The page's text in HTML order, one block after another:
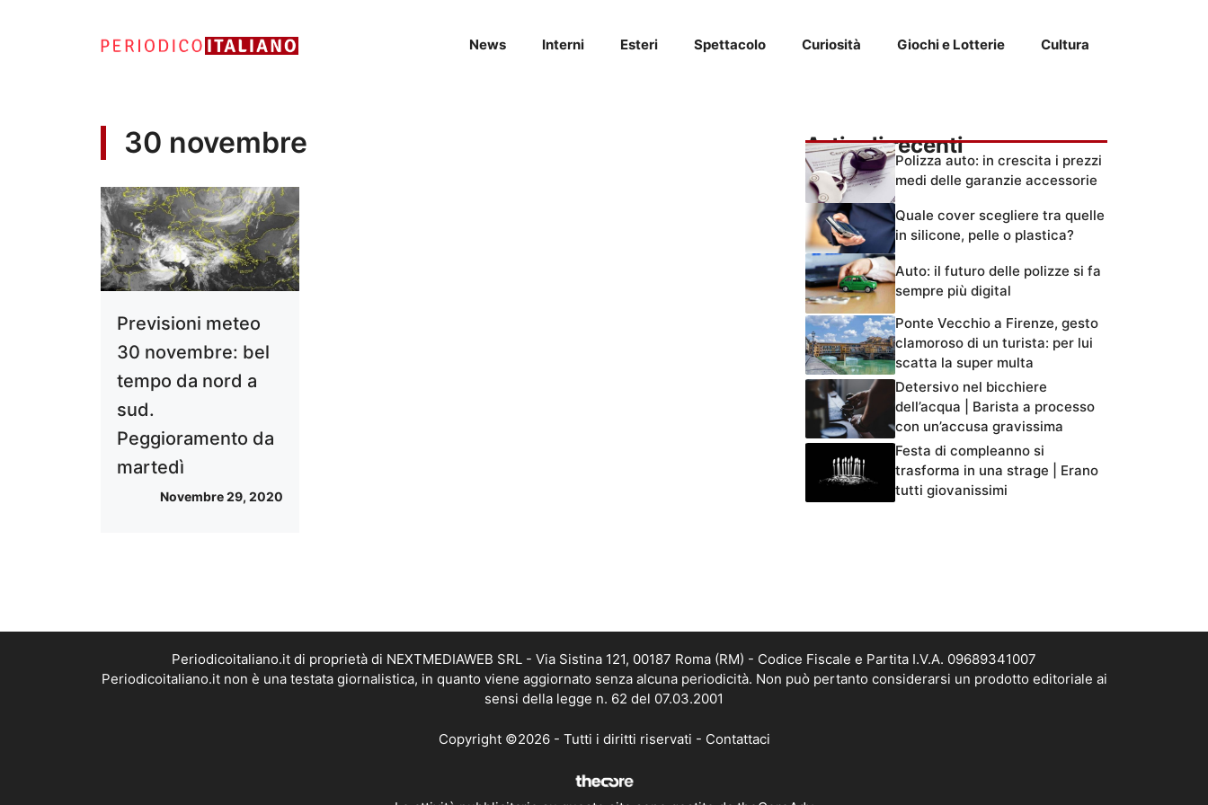
News Interni Esteri Spettacolo Curiosità Giochi e Lotterie Cultura
30 novembre
Previsioni meteo
30 novembre: bel
tempo da nord a
sud.
Peggioramento da
martedì
Novembre 29, 2020
Articoli recenti
Polizza auto: in crescita i prezzi
medi delle garanzie accessorie
Quale cover scegliere tra quelle
in silicone, pelle o plastica?
Auto: il futuro delle polizze si fa
sempre più digital
Ponte Vecchio a Firenze, gesto
clamoroso di un turista: per lui
scatta la super multa
Detersivo nel bicchiere
dell’acqua | Barista a processo
con un’accusa gravissima
Festa di compleanno si
trasforma in una strage | Erano
tutti giovanissimi
Periodicoitaliano.it di proprietà di NEXTMEDIAWEB SRL - Via Sistina 121, 00187 Roma (RM) - Codice Fiscale e Partita I.V.A. 09689341007
Periodicoitaliano.it non è una testata giornalistica, in quanto viene aggiornato senza alcuna periodicità. Non può pertanto considerarsi un prodotto editoriale ai
sensi della legge n. 62 del 07.03.2001
Copyright ©2026 - Tutti i diritti riservati - Contattaci